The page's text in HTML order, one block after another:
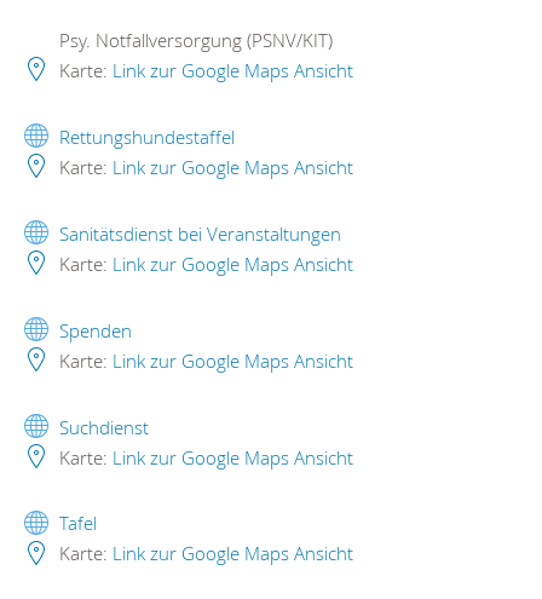
Psy. Notfallversorgung (PSNV/KIT)
Karte: Link zur Google Maps Ansicht
Rettungshundestaffel
Karte: Link zur Google Maps Ansicht
Sanitätsdienst bei Veranstaltungen
Karte: Link zur Google Maps Ansicht
Spenden
Karte: Link zur Google Maps Ansicht
Suchdienst
Karte: Link zur Google Maps Ansicht
Tafel
Karte: Link zur Google Maps Ansicht